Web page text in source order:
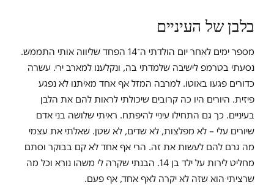
בלבן של העיניים
מספר ימים לאחר יום הולדתי ה־14 הפחד שליווה אותי התממש.
נסעתי בטרמפ לישיבה שלמדתי בה, ונקלענו למארב ירי. עשרה
כדורים פגעו באוטו. למרבה המזל אף אחד מאיתנו לא נפגע
פיזית. היורים היו כה קרובים שיכולתי לראות להם את הלבן
בעיניים. כך גם התחילו עיניי להיפתח. ראיתי שלושה בני אדם
שיורים עלי – לא מפלצות, לא שדים, לא שטן. שאלתי את עצמי
מה גרם להם לעשות את זה. הרי אף אחד לא קם בבוקר וסתם
מחליט לירות על ילד בן 14. הבנתי שקרה לי משהו נורא וכל מה
שרציתי הוא שזה לא יקרה לאף אחד, אף פעם.